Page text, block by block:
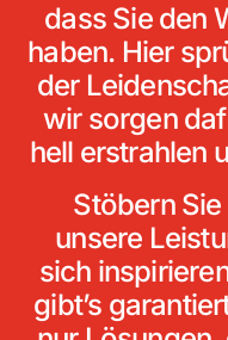
dass Sie den
haben. Hier
der
wir sorgen
hell erstrahlen
Stöbern
unsere
sich
gibt’s